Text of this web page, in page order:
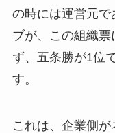
の時には運営元で
ブが、この組織票
ず、五条勝が1位
す。
これは、企業側が